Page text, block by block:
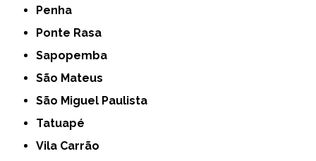
Penha
Ponte Rasa
Sapopemba
São Mateus
São Miguel Paulista
Tatuapé
Vila Carrão